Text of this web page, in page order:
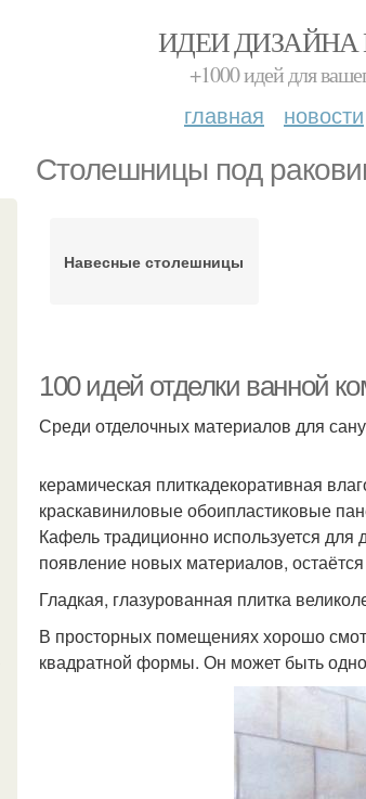
ИДЕИ ДИЗАЙНА
+1000 идей для
главная новости
Столешницы под
Навесные столешницы
100 идей отделки ванной
Среди отделочных материалов для
керамическая плиткадекоративная
краскавиниловые обоипластиковые
Кафель традиционно используется
появление новых материалов,
Гладкая, глазурованная плитка
В просторных помещениях хорошо
квадратной формы. Он может быть